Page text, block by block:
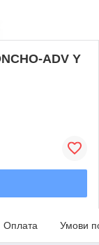
ADV Y
Оплата Умови